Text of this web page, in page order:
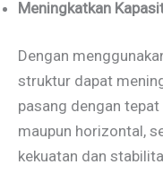
Meningkatkan
Dengan
struktur dapat
pasang dengan
maupun horizontal,
kekuatan dan